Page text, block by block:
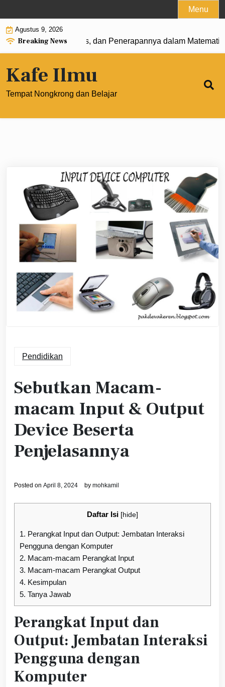
to
content
Menu
Agustus 9, 2026
Breaking NewsRumus, dan Penerapannya dalam Matematika
Kafe Ilmu
Tempat Nongkrong dan Belajar
Pendidikan
Sebutkan Macam-
macam Input & Output
Device Beserta
Penjelasannya
Posted on April 8, 2024 by mohkamil
Daftar Isi [hide]
1. Perangkat Input dan Output: Jembatan Interaksi
Pengguna dengan Komputer
2. Macam-macam Perangkat Input
3. Macam-macam Perangkat Output
4. Kesimpulan
5. Tanya Jawab
Perangkat Input dan
Output: Jembatan Interaksi
Pengguna dengan
Komputer